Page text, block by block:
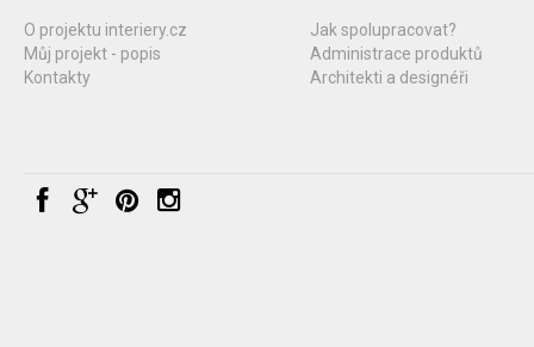
O projektu interiery.cz
Můj projekt - popis
Kontakty
Jak spolupracovat?
Administrace produktů
Architekti a designéři